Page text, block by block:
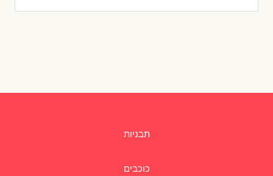
תבניות
כוכבים